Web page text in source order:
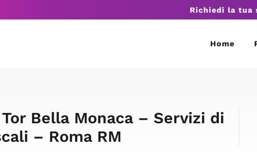
Richiedi la tua
Home
Bella Monaca – Servizi di
– Roma RM